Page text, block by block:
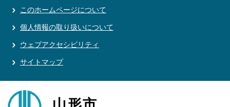
このホームページについて
個人情報の取り扱いについて
ウェブアクセシビリティ
サイトマップ